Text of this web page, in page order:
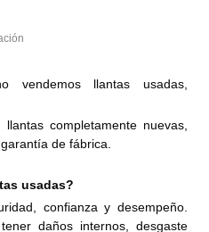
vendemos llantas usadas,
completamente nuevas,
de fábrica.
usadas?
confianza y desempeño.
daños internos, desgaste